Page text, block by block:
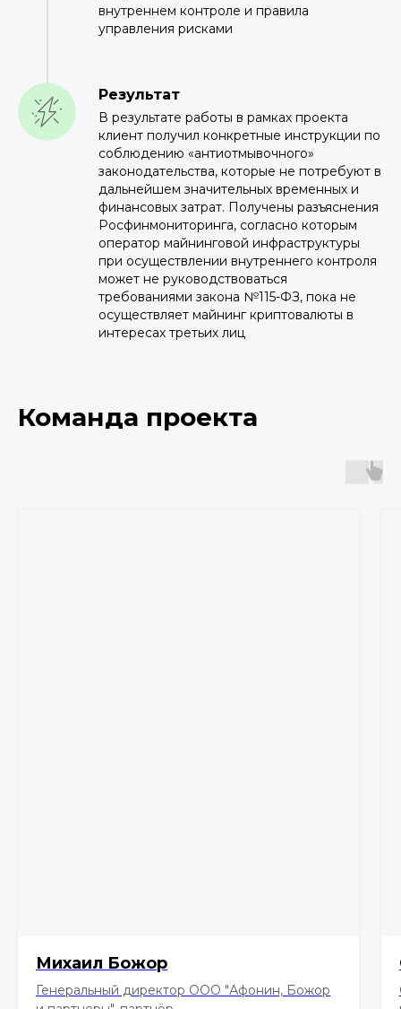
внутреннем контроле и правила
управления рисками
Результат
В результате работы в рамках проекта
клиент получил конкретные инструкции по
соблюдению «антиотмывочного»
законодательства, которые не потребуют в
дальнейшем значительных временных и
финансовых затрат. Получены разъяснения
Росфинмониторинга, согласно которым
оператор майнинговой инфраструктуры
при осуществлении внутреннего контроля
может не руководствоваться
требованиями закона №115-ФЗ, пока не
осуществляет майнинг криптовалюты в
интересах третьих лиц
Команда проекта
Михаил Божор
Генеральный директор ООО "Афонин, Божор